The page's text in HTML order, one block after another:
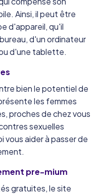
Ainsi, il peut être
d'appareil, qu'il
d'un ordinateur
d'une tablette.
bien le potentiel de
les femmes
proches de chez vous
sexuelles
vous aider à passer de
pre-mium
gratuites, le site